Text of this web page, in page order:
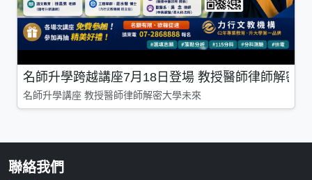
名師升學跨越講座7月18日登場 教授醫師律師解密
名師升學講座 教授醫師律師解密大學未來
聯絡我們